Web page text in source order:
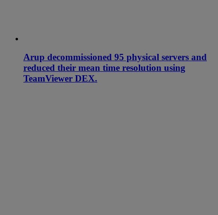
Arup decommissioned 95 physical servers and
reduced their mean time resolution using
TeamViewer DEX.